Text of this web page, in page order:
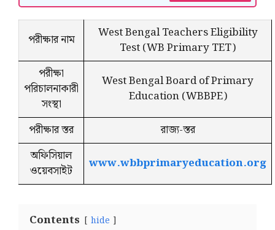
পরীক্ষার নাম
West Bengal Teachers Eligibility
Test (WB Primary TET)
পরীক্ষা
পরিচালনাকারী
সংস্থা
West Bengal Board of Primary
Education (WBBPE)
পরীক্ষার স্তর
রাজ্য-স্তর
অফিসিয়াল
ওয়েবসাইট
www.wbbprimaryeducation.org
Contents hide